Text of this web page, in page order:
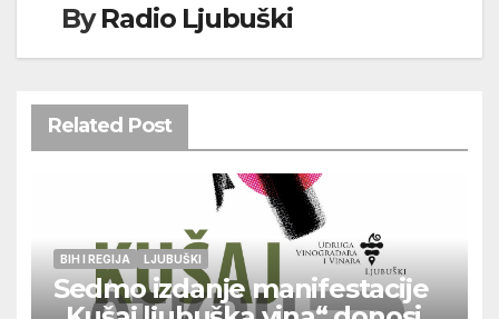
ByRadio Ljubuški
Related Post
BIH I REGIJA LJUBUŠKI
Sedmo izdanje manifestacije